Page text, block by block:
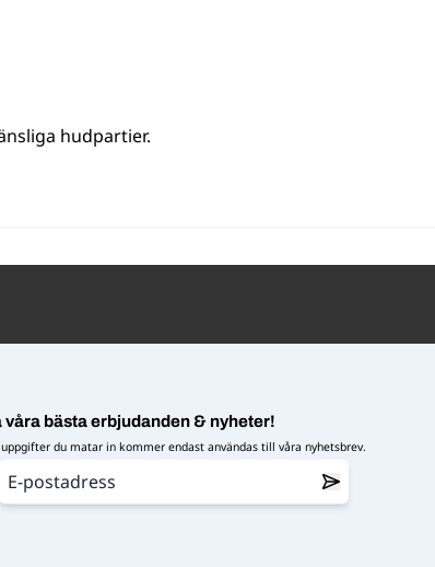
hudpartier.
våra bästa erbjudanden & nyheter!
uppgifter du matar in kommer endast användas till våra nyhetsbrev.